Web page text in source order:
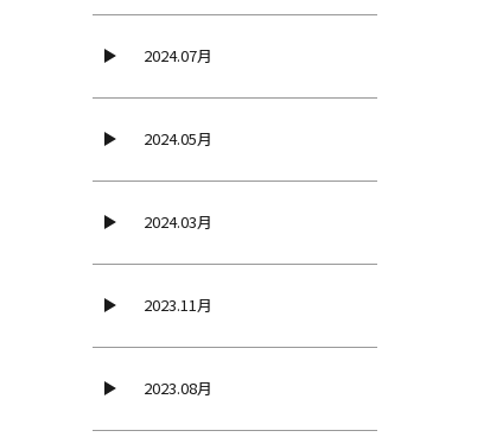
2024.07月
2024.05月
2024.03月
2023.11月
2023.08月